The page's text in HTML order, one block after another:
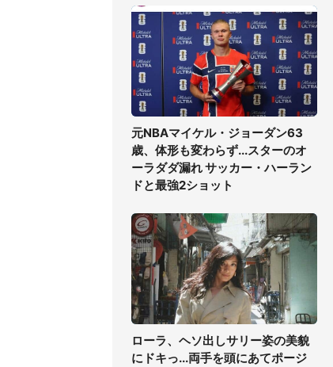
元NBAマイケル・ジョーダン63
歳、体形も変わらず...スターのオ
ーラダダ漏れ サッカー・ハーラン
ドと最強2ショット
ローラ、ヘソ出しサリー姿の美貌
にドキっ...両手を頭にあてポージ